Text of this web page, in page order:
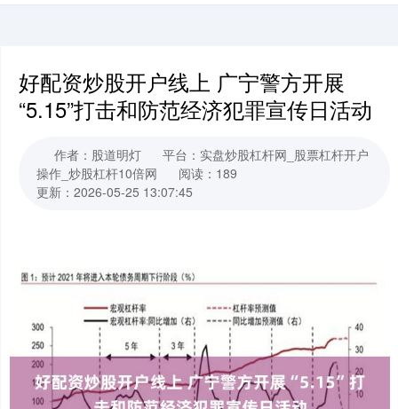
好配资炒股开户线上 广宁警方开展
“5.15”打击和防范经济犯罪宣传日活动
作者：股道明灯
平台：实盘炒股杠杆网_股票杠杆开户
操作_炒股杠杆10倍网
阅读：189
更新：2026-05-25 13:07:45